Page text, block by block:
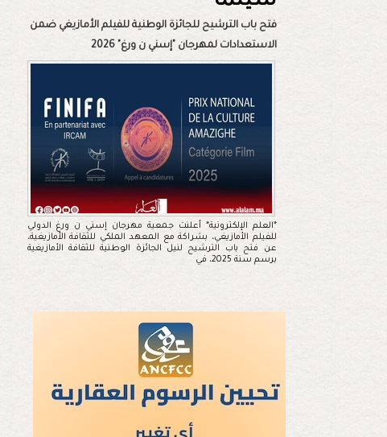
فتح باب الترشيح للجائزة الوطنية للفيلم الأمازيغي ضمن
الاستعدادات لمهرجان "إسني ن ورغ" 2026
*العلم الإلكترونية* أعلنت جمعية مهرجان إسني ن ورغ الدولي
للفيلم الأمازيغي، بشراكة مع المعهد الملكي للثقافة الأمازيغية،
عن فتح باب الترشيح لنيل الجائزة الوطنية للثقافة الأمازيغية
برسم سنة 2025، في